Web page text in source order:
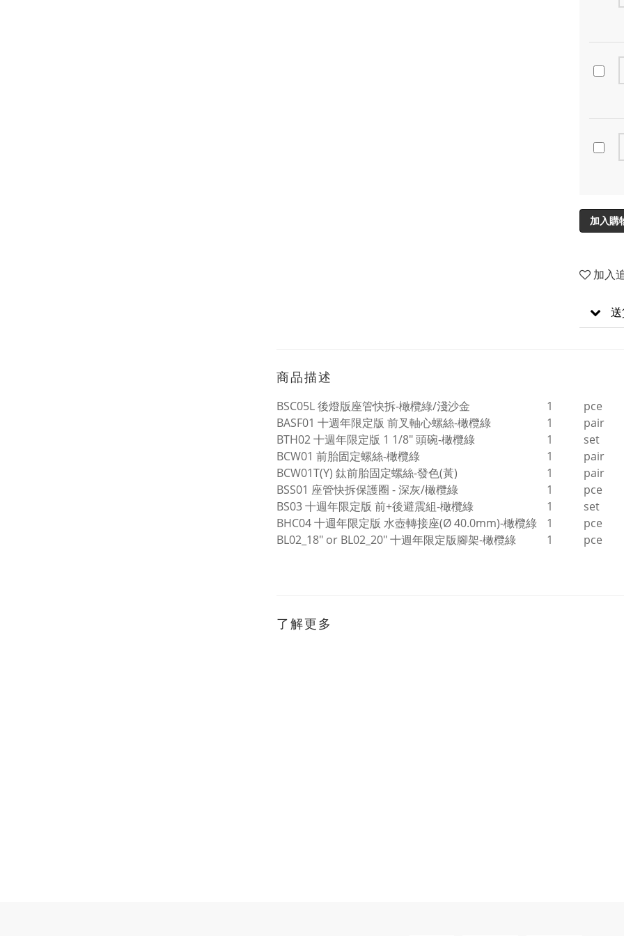
加入購
加入
商品描述
BSC05L 後燈版座管快拆-橄欖綠/淺沙金 1
pce
BASF01 十週年限定版 前叉軸心螺絲-橄欖綠
1
pair
BTH02 十週年限定版 1 1/8" 頭碗-橄欖綠
1
set
BCW01 前胎固定螺絲-橄欖綠
1
pair
BCW01T(Y) 鈦前胎固定螺絲-發色(黃)
1
pair
BSS01 座管快拆保護圈 - 深灰/橄欖綠
1
pce
BS03 十週年限定版 前+後避震組-橄欖綠
1
set
BHC04 十週年限定版 水壺轉接座(Ø 40.0mm)-橄欖綠
1
pce
BL02_18" or BL02_20" 十週年限定版腳架-橄欖綠
1 pce
了解更多